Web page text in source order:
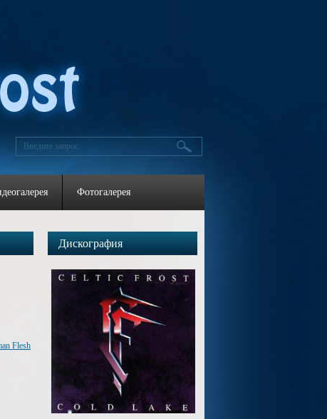
Фотогалерея
Flesh
Дискография